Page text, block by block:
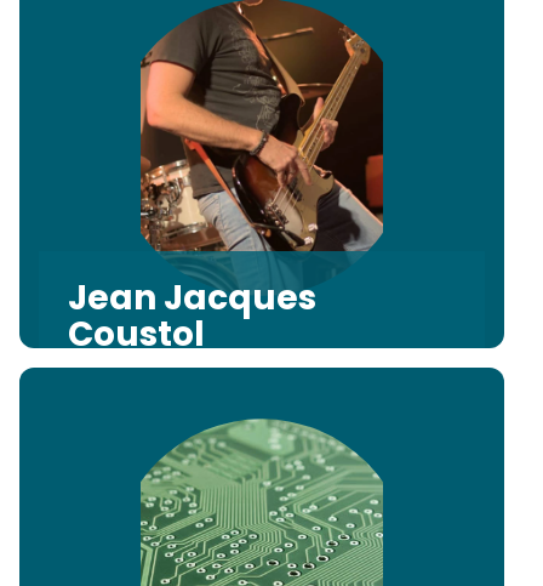
Jean Jacques
Coustol
Coordination Pilotage projets